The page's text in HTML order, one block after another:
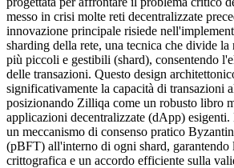
messo in crisi molte reti decentralizzate
innovazione principale risiede
sharding della rete, una tecnica che divide
più piccoli e gestibili (shard), consentendo
delle transazioni. Questo design
significativamente la capacità di transazioni
posizionando Zilliqa come un robusto libro
applicazioni decentralizzate (dApp)
un meccanismo di consenso pratico
(pBFT) all'interno di ogni shard, garantendo
crittografica e un accordo efficiente sulla